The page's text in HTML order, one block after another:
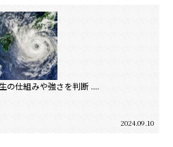
仕組みや強さを判断 ....
2024.09.10